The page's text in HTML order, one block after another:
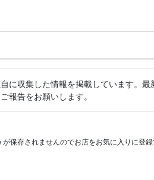
に収集した情報を掲載しています。
報告をお願いします。
保存されませんのでお店をお気に入りに登録